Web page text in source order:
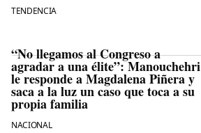
TENDENCIA
“No llegamos al Congreso a
agradar a una élite”: Manouchehri
le responde a Magdalena Piñera y
saca a la luz un caso que toca a su
propia familia
NACIONAL